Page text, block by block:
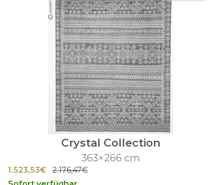
Crystal Collection
363×266 cm
1.523,53€
2.176,47€